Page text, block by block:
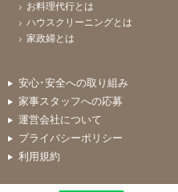
お料理代行とは
ハウスクリーニングとは
家政婦とは
安心･安全への取り組み
家事スタッフへの応募
運営会社について
プライバシーポリシー
利用規約